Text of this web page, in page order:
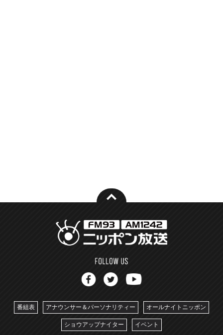
番組表 アナウンサー＆パーソナリティー オールナイトニッポン
ショウアップナイター イベント